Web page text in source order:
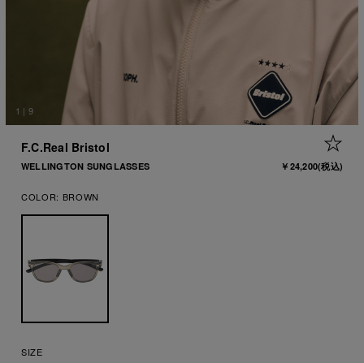
1 | 9
F.C.Real Bristol
WELLINGTON SUNGLASSES ￥24,200(税込)
COLOR: BROWN
SIZE